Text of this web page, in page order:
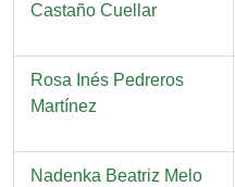
Castaño Cuellar
Nombre
Rosa Inés Pedreros
Martínez
Nombre
Nadenka Beatriz Melo